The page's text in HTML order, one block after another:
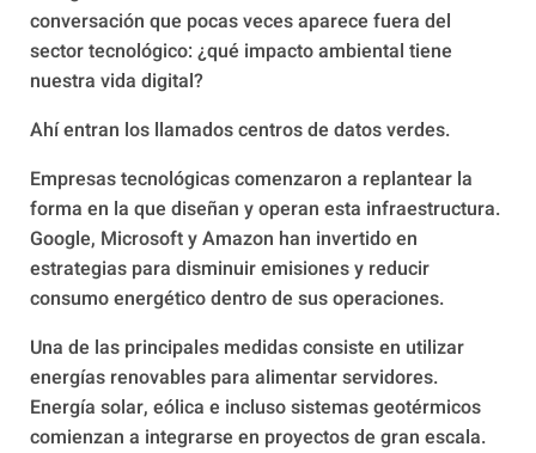
conversación que pocas veces aparece fuera del
sector tecnológico: ¿qué impacto ambiental tiene
nuestra vida digital?
Ahí entran los llamados centros de datos verdes.
Empresas tecnológicas comenzaron a replantear la
forma en la que diseñan y operan esta infraestructura.
Google, Microsoft y Amazon han invertido en
estrategias para disminuir emisiones y reducir
consumo energético dentro de sus operaciones.
Una de las principales medidas consiste en utilizar
energías renovables para alimentar servidores.
Energía solar, eólica e incluso sistemas geotérmicos
comienzan a integrarse en proyectos de gran escala.